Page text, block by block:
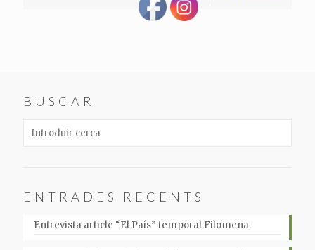
BUSCAR
ENTRADES RECENTS
Entrevista article “El País” temporal Filomena